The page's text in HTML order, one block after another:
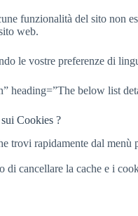
funzionalità del sito non
web.
le vostre preferenze di
heading=”The below list
Cookies ?
trovi rapidamente dal
cancellare la cache e i